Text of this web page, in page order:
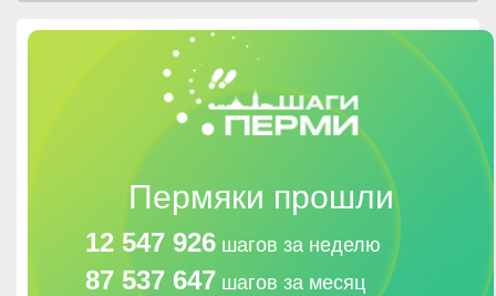
Пермяки прошли
12 547 926 шагов за неделю
87 537 647 шагов за месяц